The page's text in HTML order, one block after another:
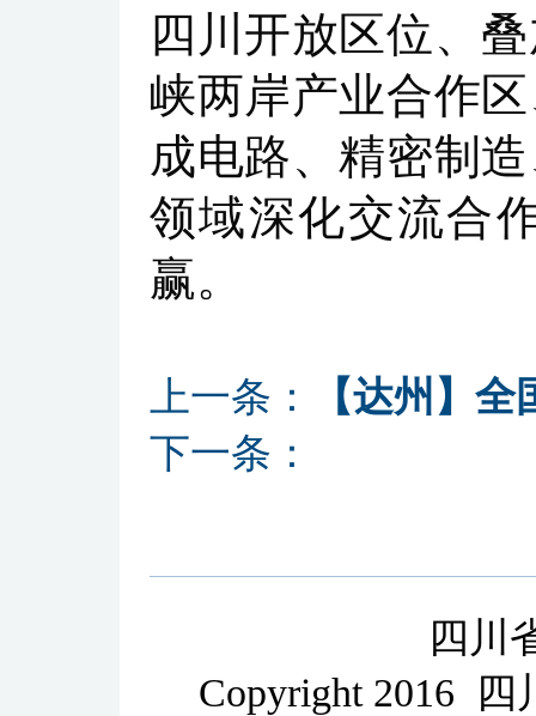
四川开放区位、
峡两岸产业合作
成电路、精密制
领域深化交流合
赢。
上一条：
【达州】
下一条：
四川
Copyright 2016 四